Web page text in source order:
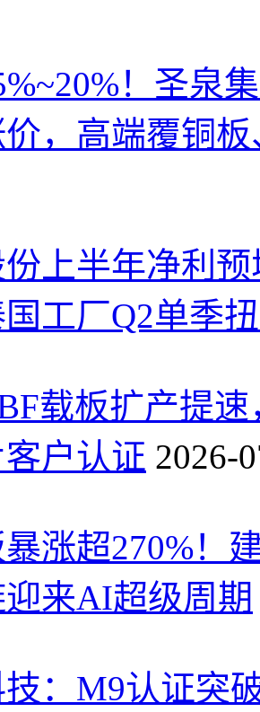
！圣泉
价，高端覆铜
上半年净利
工厂Q2单季
载板扩产提
户认证 2026-
涨超270%！
来AI超级周期
：M9认证突